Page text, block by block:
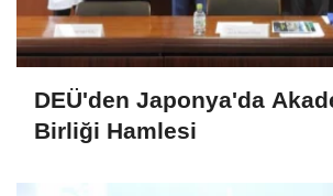
DEÜ'den Japonya'da
Birliği Hamlesi